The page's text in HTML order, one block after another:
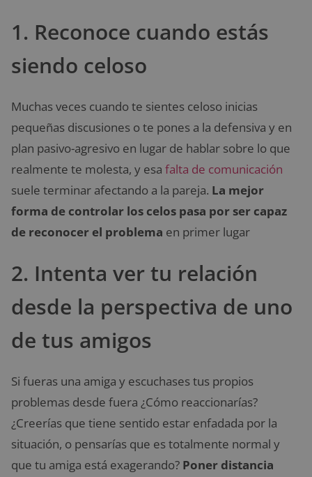
1. Reconoce cuando estás
siendo celoso
Muchas veces cuando te sientes celoso inicias
pequeñas discusiones o te pones a la defensiva y en
plan pasivo-agresivo en lugar de hablar sobre lo que
realmente te molesta, y esa falta de comunicación
suele terminar afectando a la pareja. La mejor
forma de controlar los celos pasa por ser capaz
de reconocer el problema en primer lugar
2. Intenta ver tu relación
desde la perspectiva de uno
de tus amigos
Si fueras una amiga y escuchases tus propios
problemas desde fuera ¿Cómo reaccionarías?
¿Creerías que tiene sentido estar enfadada por la
situación, o pensarías que es totalmente normal y
que tu amiga está exagerando? Poner distancia